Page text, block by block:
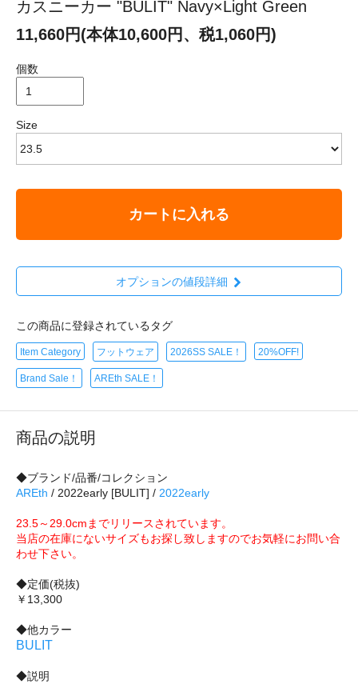
カスニーカー "BULIT" Navy×Light Green
11,660円(本体10,600円、税1,060円)
個数
Size
カートに入れる
オプションの値段詳細
この商品に登録されているタグ
Item Category フットウェア 2026SS SALE！ 20%OFF!
Brand Sale！ AREth SALE！
商品の説明
◆ブランド/品番/コレクション
AREth / 2022early [BULIT] / 2022early
23.5～29.0cmまでリリースされています。
当店の在庫にないサイズもお探し致しますのでお気軽にお問い合
わせ下さい。
◆定価(税抜)
￥13,300
◆他カラー
BULIT
◆説明